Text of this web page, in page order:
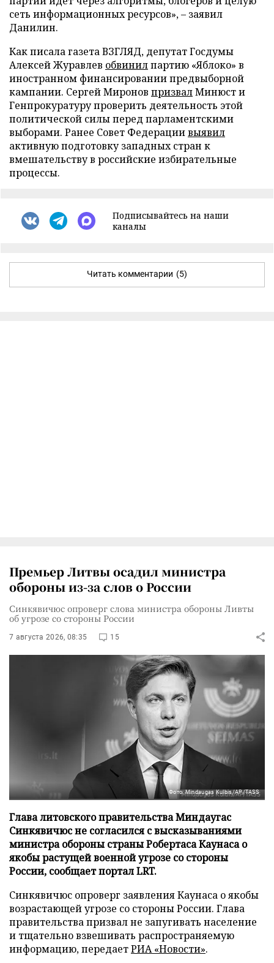
сеть информационных ресурсов», – заявил
Данилин.
Как писала газета ВЗГЛЯД, депутат Госдумы
Алексей Журавлев обвинилпартию «Яблоко» в
иностранном финансировании предвыборной
кампании. Сергей Миронов призвалМинюст и
Генпрокуратуру проверить деятельность этой
политической силы перед парламентскими
выборами. Ранее Совет Федерациивыявил
активную подготовку западных стран к
вмешательству в российские избирательные
процессы.
Подписывайтесь на наши
каналы
Читать комментарии (5)
Премьер Литвы осадил министра
обороны из-за слов о России
Синкявичюс опроверг слова министра обороны Ливты
об угрозе со стороны России
7 августа 2026, 08:35 15
Фото: Mindaugas Kulbis/AP/TASS
Глава литовского правительства Миндаугас
Синкявичюс не согласился с высказываниями
министра обороны страны Робертаса Каунаса о
якобы растущей военной угрозе со стороны
России, сообщает портал LRT.
Синкявичюс опроверг заявления Каунаса о якобы
возрастающей угрозе со стороны России. Глава
правительства призвал не запугивать население
и тщательно взвешивать распространяемую
информацию, передаетРИА «Новости».